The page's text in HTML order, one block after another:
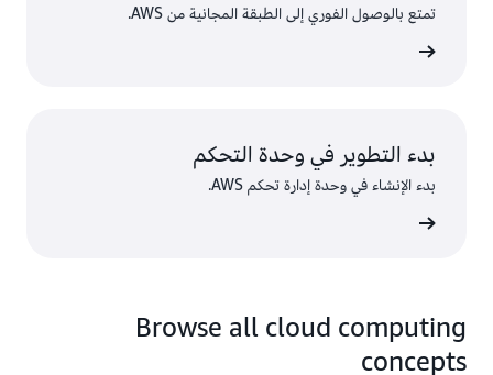
تمتع بالوصول الفوري إلى الطبقة المجانية من AWS.
بدء التطوير في وحدة التحكم
بدء الإنشاء في وحدة إدارة تحكم AWS.
Browse all cloud computing
concepts